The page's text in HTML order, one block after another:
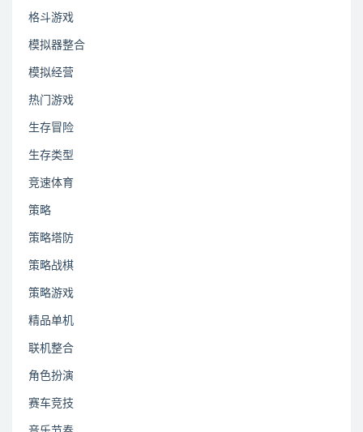
格斗游戏
模拟器整合
模拟经营
热门游戏
生存冒险
生存类型
竞速体育
策略
策略塔防
策略战棋
策略游戏
精品单机
联机整合
角色扮演
赛车竞技